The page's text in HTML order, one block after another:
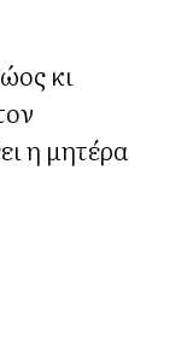
κι
η μητέρα